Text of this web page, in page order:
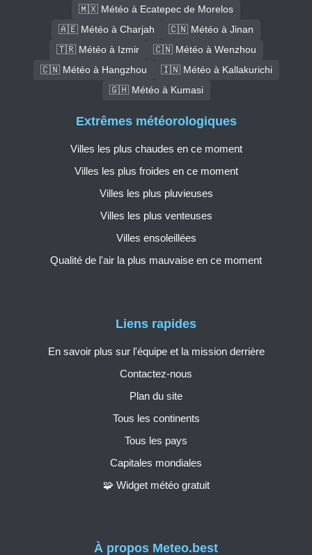
🇲🇽 Météo à Ecatepec de Morelos
🇦🇪 Météo à Charjah
🇨🇳 Météo à Jinan
🇹🇷 Météo à Izmir
🇨🇳 Météo à Wenzhou
🇨🇳 Météo à Hangzhou
🇮🇳 Météo à Kallakurichi
🇬🇭 Météo à Kumasi
À propos Meteo.best
Liens rapides
En savoir plus sur l'équipe et la mission derrière
Contactez-nous
Plan du site
Tous les continents
Tous les pays
Capitales mondiales
🧩 Widget météo gratuit
Extrêmes météorologiques
Villes les plus chaudes en ce moment
Villes les plus froides en ce moment
Villes les plus pluvieuses
Villes les plus venteuses
Villes ensoleillées
Qualité de l'air la plus mauvaise en ce moment